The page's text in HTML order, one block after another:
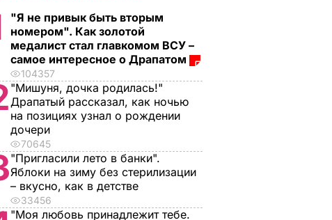
"Я не привык быть вторым
номером". Как золотой
медалист стал главкомом ВСУ –
самое интересное о Драпатом
104357
"Мишуня, дочка родилась!"
Драпатый рассказал, как ночью
на позициях узнал о рождении
дочери
70645
"Пригласили лето в банки".
Яблоки на зиму без стерилизации
– вкусно, как в детстве
33456
"Моя любовь принадлежит тебе.